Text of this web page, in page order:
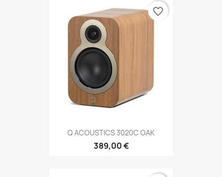
Q ACOUSTICS 3020C OAK
389,00 €
favorite_border